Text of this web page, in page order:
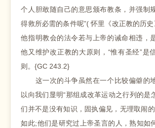
个人胆敢随自己的意思颁布教条，并强制
得救所必需的条件呢”( 怀里《改正教的历
他指明教会的法令若与上帝的诫命相违，
他又维护改正教的大原则，“惟有圣经”是
则。{GC 243.2}
这一次的斗争虽然在一个比较偏僻的
以向我们显明“那组成改革运动之行列的是
们并不是没有知识，固执偏见，无理取闹
如此;他们是研究过上帝圣言的人，熟知如